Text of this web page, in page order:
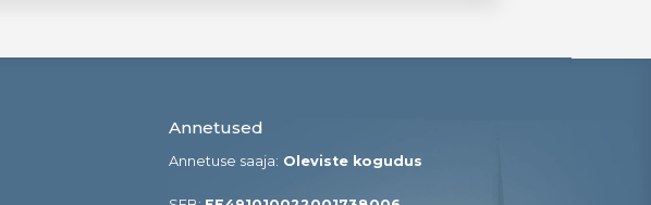
Annetused
Annetuse saaja: Oleviste kogudus